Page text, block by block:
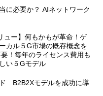
に必要か？ AIネットワーク
ュー】何もかもが革命！ゲ
カル５G市場の既存概念を
！毎年のライセンス費用も
い５Gモデル
B2B2Xモデルを成功に導